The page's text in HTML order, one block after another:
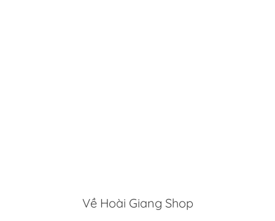
Về Hoài Giang Shop